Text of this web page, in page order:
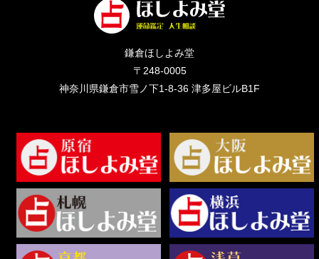
鎌倉ほしよみ堂
〒248-0005
神奈川県鎌倉市雪ノ下1-8-36 津多屋ビルB1F